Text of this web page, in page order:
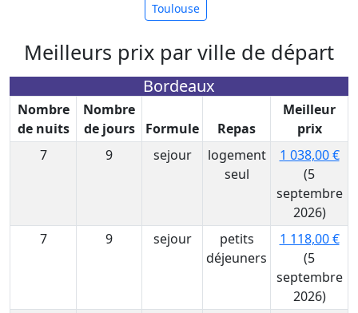
Toulouse
Meilleurs prix par ville de départ
Bordeaux
Nombre
de nuits
Nombre
de jours
Formule Repas
Meilleur
prix
7
9 sejour
logement
seul
1 038,00 €
(5
septembre
2026)
7
9 sejour
petits
déjeuners
1 118,00 €
(5
septembre
2026)